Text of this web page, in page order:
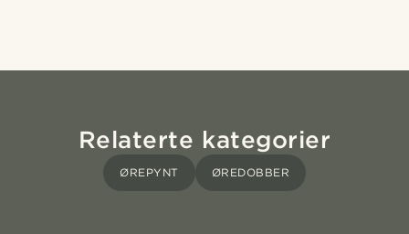
Relaterte kategorier
ØREPYNT ØREDOBBER